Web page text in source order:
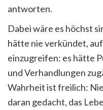
antworten.
Dabei wäre es höchst
hätte nie verkündet,
einzugreifen: es hätte
und Verhandlungen
Wahrheit ist freilich:
daran gedacht, das